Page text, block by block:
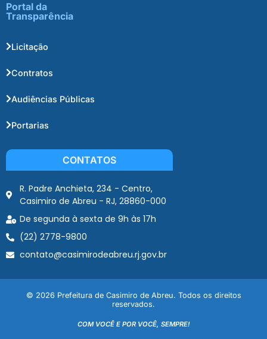
Portal da
Transparência
Licitação
Contratos
Audiências Públicas
Portarias
CONTATOS
R. Padre Anchieta, 234 - Centro,
Casimiro de Abreu - RJ, 28860-000
De segunda à sexta de 9h às 17h
(22) 2778-9800
contato@casimirodeabreu.rj.gov.br
© 2026 Prefeitura de Casimiro de Abreu. Todos os direitos
reservados.
COM VOCÊ E POR VOCÊ, SEMPRE!